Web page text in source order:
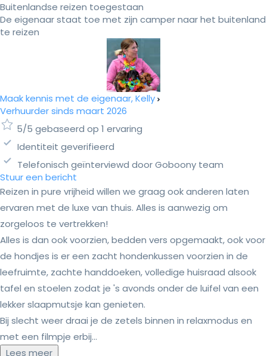
Buitenlandse reizen toegestaan
De eigenaar staat toe met zijn camper naar het buitenland
te reizen
Maak kennis met de eigenaar, Kelly
Verhuurder sinds maart 2026
5/5 gebaseerd op 1 ervaring
Identiteit geverifieerd
Telefonisch geïnterviewd door Goboony team
Stuur een bericht
Reizen in pure vrijheid willen we graag ook anderen laten
ervaren met de luxe van thuis. Alles is aanwezig om
zorgeloos te vertrekken!
Alles is dan ook voorzien, bedden vers opgemaakt, ook voor
de hondjes is er een zacht hondenkussen voorzien in de
leefruimte, zachte handdoeken, volledige huisraad alsook
tafel en stoelen zodat je 's avonds onder de luifel van een
lekker slaapmutsje kan genieten.
Bij slecht weer draai je de zetels binnen in relaxmodus en
met een filmpje erbij...
Lees meer